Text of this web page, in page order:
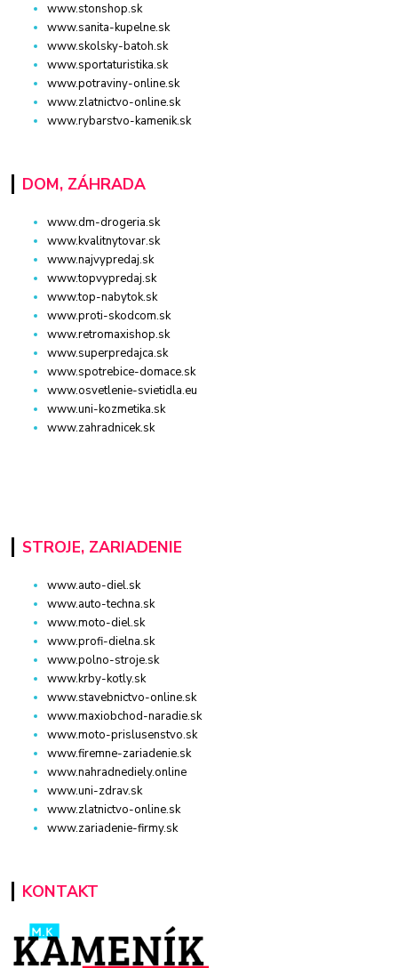
www.stonshop.sk
www.sanita-kupelne.sk
www.skolsky-batoh.sk
www.sportaturistika.sk
www.potraviny-online.sk
www.zlatnictvo-online.sk
www.rybarstvo-kamenik.sk
DOM, ZÁHRADA
www.dm-drogeria.sk
www.kvalitnytovar.sk
www.najvypredaj.sk
www.topvypredaj.sk
www.top-nabytok.sk
www.proti-skodcom.sk
www.retromaxishop.sk
www.superpredajca.sk
www.spotrebice-domace.sk
www.osvetlenie-svietidla.eu
www.uni-kozmetika.sk
www.zahradnicek.sk
STROJE, ZARIADENIE
www.auto-diel.sk
www.auto-techna.sk
www.moto-diel.sk
www.profi-dielna.sk
www.polno-stroje.sk
www.krby-kotly.sk
www.stavebnictvo-online.sk
www.maxiobchod-naradie.sk
www.moto-prislusenstvo.sk
www.firemne-zariadenie.sk
www.nahradnediely.online
www.uni-zdrav.sk
www.zlatnictvo-online.sk
www.zariadenie-firmy.sk
KONTAKT